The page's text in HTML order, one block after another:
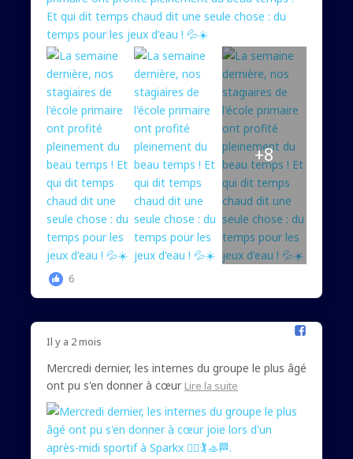
+8
6
Il y a 2 mois
Mercredi dernier, les internes du groupe le plus âgé
ont pu s'en donner à cœur Lire la suite